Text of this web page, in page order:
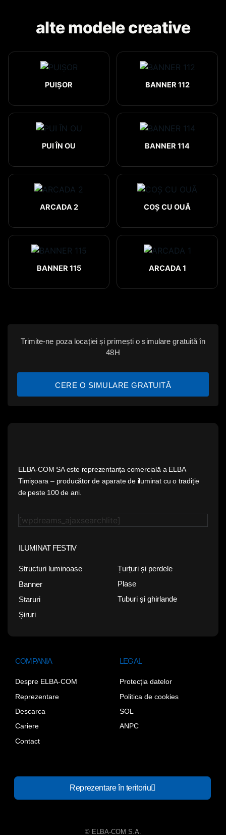
alte modele creative
PUIȘOR BANNER 112
PUI ÎN OU BANNER 114
ARCADA 2 COȘ CU OUĂ
BANNER 115 ARCADA 1
Trimite-ne poza locației și primești o simulare gratuită în
48H
CERE O SIMULARE GRATUITĂ
ELBA-COM SA este reprezentanța comercială a ELBA
Timișoara – producător de aparate de iluminat cu o tradiție
de peste 100 de ani.
[wpdreams_ajaxsearchlite]
ILUMINAT FESTIV
Structuri luminoase
Banner
Staruri
Șiruri
Țurțuri și perdele
Plase
Tuburi și ghirlande
COMPANIA
Despre ELBA-COM
Reprezentare
Descarca
Cariere
Contact
LEGAL
Protecția datelor
Politica de cookies
SOL
ANPC
Reprezentare în teritoriu
© ELBA-COM S.A.